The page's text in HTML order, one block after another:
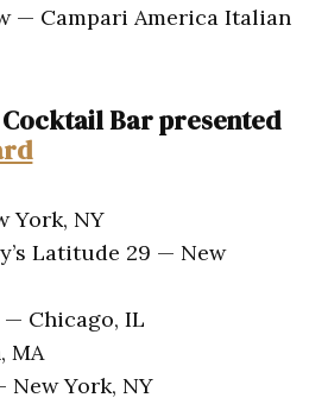
— Campari America Italian
Bar presented
York, NY
Latitude 29 — New
Chicago, IL
MA
New York, NY